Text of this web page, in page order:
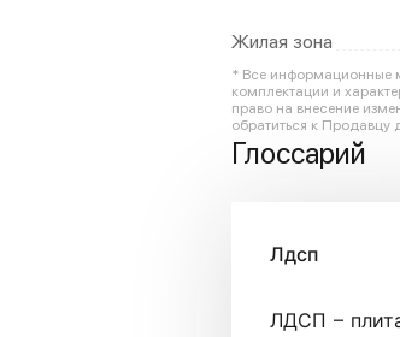
Жилая зона
* Все информационные
комплектации и
право на внесение
обратиться к Продавцу
Глоссарий
Лдсп
ЛДСП –